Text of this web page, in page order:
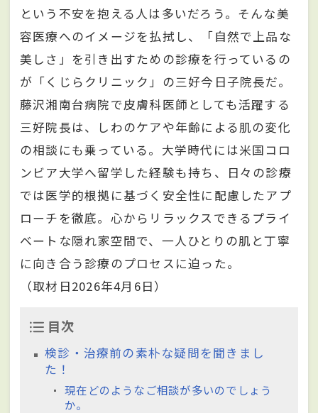
という不安を抱える人は多いだろう。そんな美
容医療へのイメージを払拭し、「自然で上品な
美しさ」を引き出すための診療を行っているの
が「くじらクリニック」の三好今日子院長だ。
藤沢湘南台病院で皮膚科医師としても活躍する
三好院長は、しわのケアや年齢による肌の変化
の相談にも乗っている。大学時代には米国コロ
ンビア大学へ留学した経験も持ち、日々の診療
では医学的根拠に基づく安全性に配慮したアプ
ローチを徹底。心からリラックスできるプライ
ベートな隠れ家空間で、一人ひとりの肌と丁寧
に向き合う診療のプロセスに迫った。
（取材日2026年4月6日）
目次
検診・治療前の素朴な疑問を聞きまし
た！
現在どのようなご相談が多いのでしょう
か。